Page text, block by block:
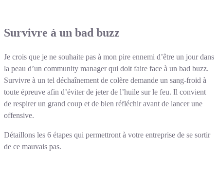
Survivre à un bad buzz
Je crois que je ne souhaite pas à mon pire ennemi d’être un jour dans
la peau d’un community manager qui doit faire face à un bad buzz.
Survivre à un tel déchaînement de colère demande un sang-froid à
toute épreuve afin d’éviter de jeter de l’huile sur le feu. Il convient
de respirer un grand coup et de bien réfléchir avant de lancer une
offensive.
Détaillons les 6 étapes qui permettront à votre entreprise de se sortir
de ce mauvais pas.